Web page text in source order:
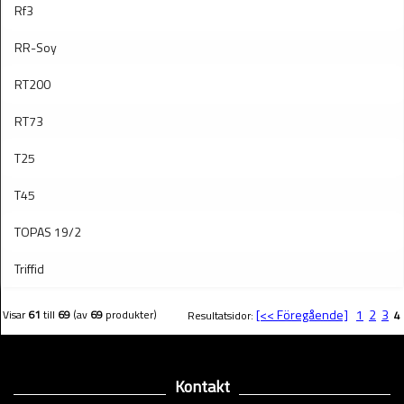
Rf3
RR-Soy
RT200
RT73
T25
T45
TOPAS 19/2
Triffid
Visar61 till 69 (av 69 produkter) Resultatsidor: [<< Föregående] 1 2 3 4
Kontakt